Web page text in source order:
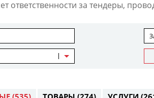
ответственности за тендеры,